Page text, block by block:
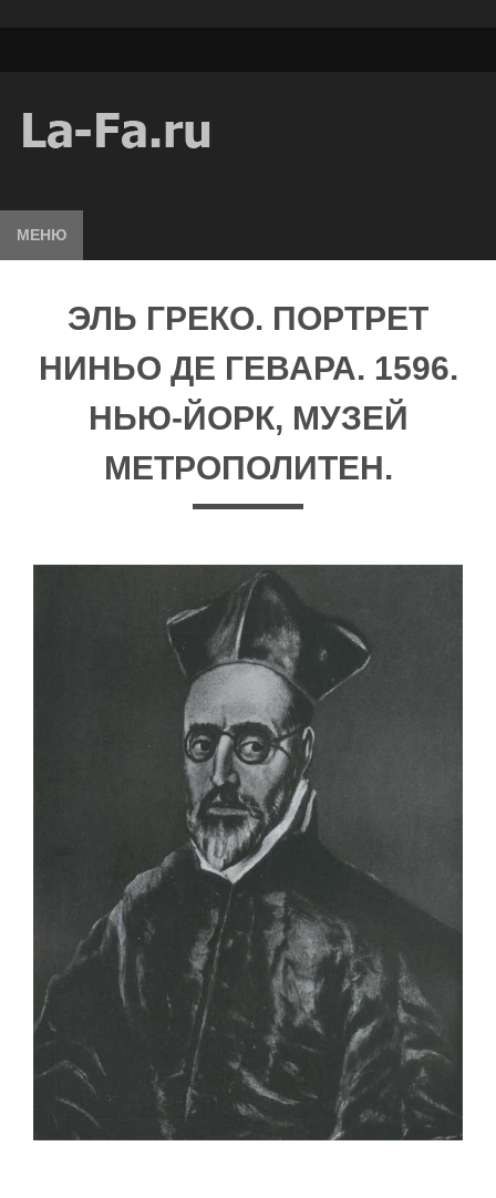
МЕНЮ
ЭЛЬ ГРЕКО. ПОРТРЕТ
НИНЬО ДЕ ГЕВАРА. 1596.
НЬЮ-ЙОРК, МУЗЕЙ
МЕТРОПОЛИТЕН.